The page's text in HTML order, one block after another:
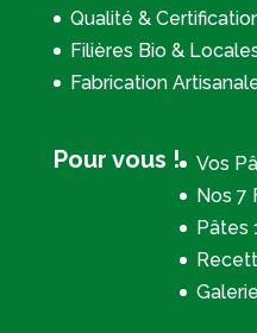
Qualité &
Filières Bio &
Fabrication
Pour vous !
Vos
Nos 7
Pâtes